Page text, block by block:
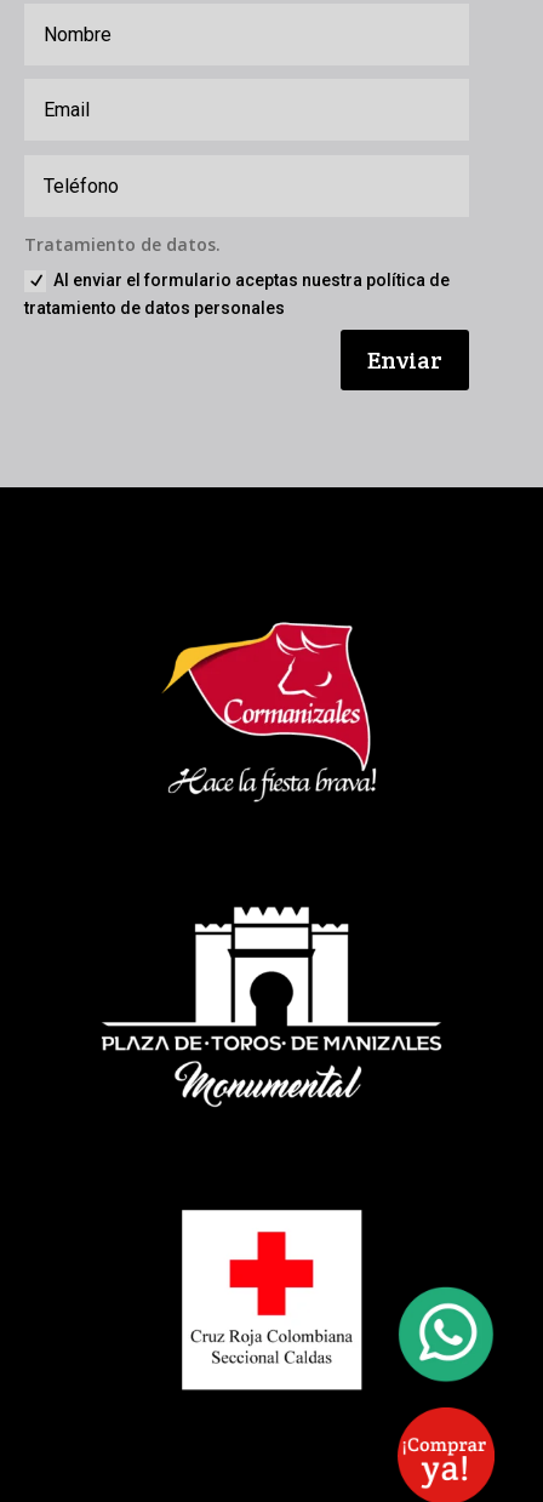
Tratamiento de datos.
Al enviar el formulario aceptas nuestra política de
tratamiento de datos personales
Enviar